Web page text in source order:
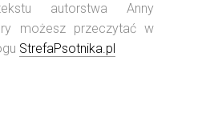
autorstwa Anny
możesz przeczytać w
StrefaPsotnika.pl